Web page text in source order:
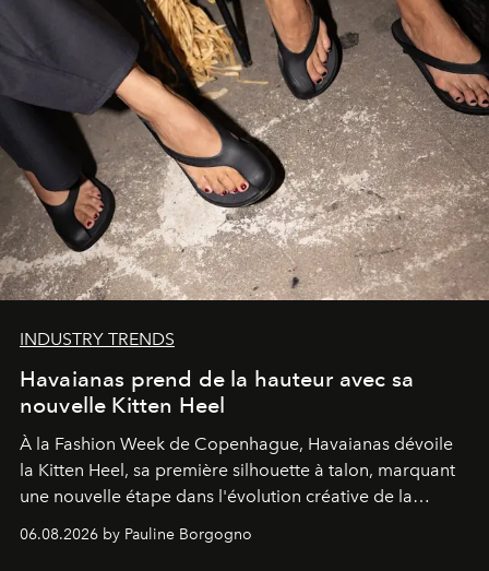
INDUSTRY TRENDS
Havaianas prend de la hauteur avec sa
nouvelle Kitten Heel
À la Fashion Week de Copenhague, Havaianas dévoile
la Kitten Heel, sa première silhouette à talon, marquant
une nouvelle étape dans l'évolution créative de la
06.08.2026 by Pauline Borgogno